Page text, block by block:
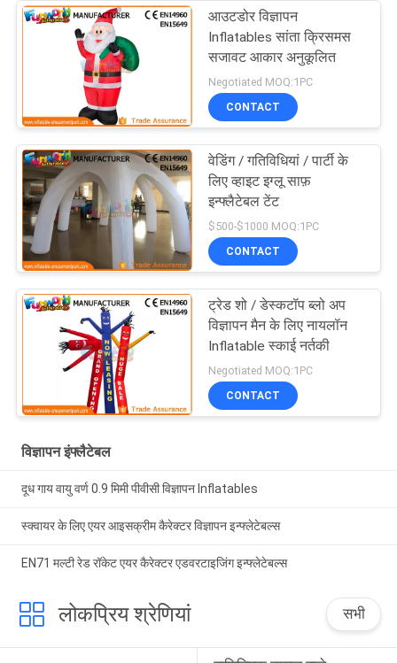
आउटडोर विज्ञापन
Inflatables सांता क्रिसमस
सजावट आकार अनुकूलित
Negotiated MOQ:1PC
CONTACT
वेडिंग / गतिविधियां / पार्टी के
लिए व्हाइट इग्लू साफ़
इन्फ्लैटेबल टेंट
$500-$1000 MOQ:1PC
CONTACT
ट्रेड शो / डेस्कटॉप ब्लो अप
विज्ञापन मैन के लिए नायलॉन
Inflatable स्काई नर्तकी
Negotiated MOQ:1PC
CONTACT
विज्ञापन इंफ्लैटेबल
दूध गाय वायु वर्ण 0.9 मिमी पीवीसी विज्ञापन Inflatables
स्क्वायर के लिए एयर आइसक्रीम कैरेक्टर विज्ञापन इन्फ्लेटेबल्स
EN71 मल्टी रेड रॉकेट एयर कैरेक्टर एडवरटाइजिंग इन्फ्लेटेबल्स
लोकप्रिय श्रेणियां सभी